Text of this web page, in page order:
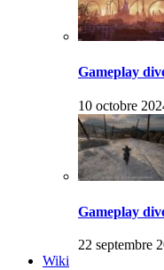
Gameplay
10 octobre
Gameplay
22 septembre
Wiki